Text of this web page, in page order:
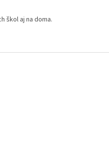
škol aj na doma.